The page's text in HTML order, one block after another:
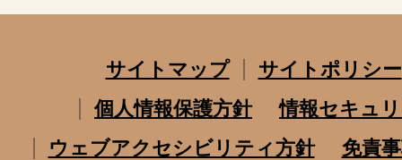
サイトマップ
サイトポリシー
個人情報保護方針
情報セキュ
ウェブアクセシビリティ方針
免責